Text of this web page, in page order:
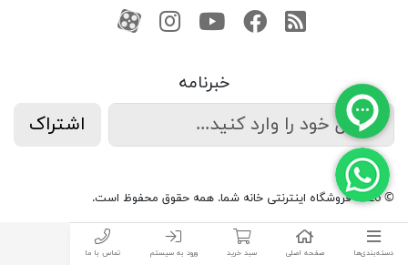
دسته‌بندی‌ها صفحه اصلی سبد خرید ورود به سیستم تماس با ما
RSSفیسبوکیوتیوبکانال آپارات
کانال آپارات
خبرنامه
اشتراک
© 2026 فروشگاه اینترنتی خانه شما. همه حقوق محفوظ است.